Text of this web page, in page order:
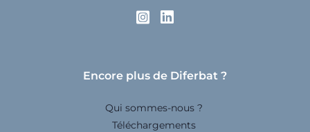
Encore plus de Diferbat ?
Qui sommes-nous ?
Téléchargements